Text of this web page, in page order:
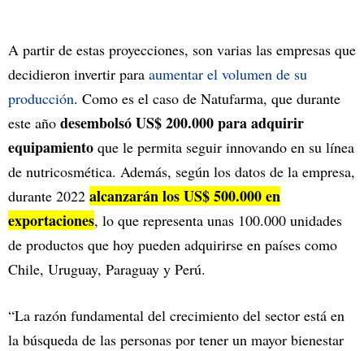
A partir de estas proyecciones, son varias las empresas que
decidieron invertir para aumentar el volumen de su
producción. Como es el caso de Natufarma, que durante
este año desembolsó US$ 200.000 para adquirir
equipamiento que le permita seguir innovando en su línea
de nutricosmética. Además, según los datos de la empresa,
durante 2022 alcanzarán los US$ 500.000 en
exportaciones, lo que representa unas 100.000 unidades
de productos que hoy pueden adquirirse en países como
Chile, Uruguay, Paraguay y Perú.
“La razón fundamental del crecimiento del sector está en
la búsqueda de las personas por tener un mayor bienestar